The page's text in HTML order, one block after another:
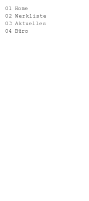
Home
Werkliste
Aktuelles
Büro